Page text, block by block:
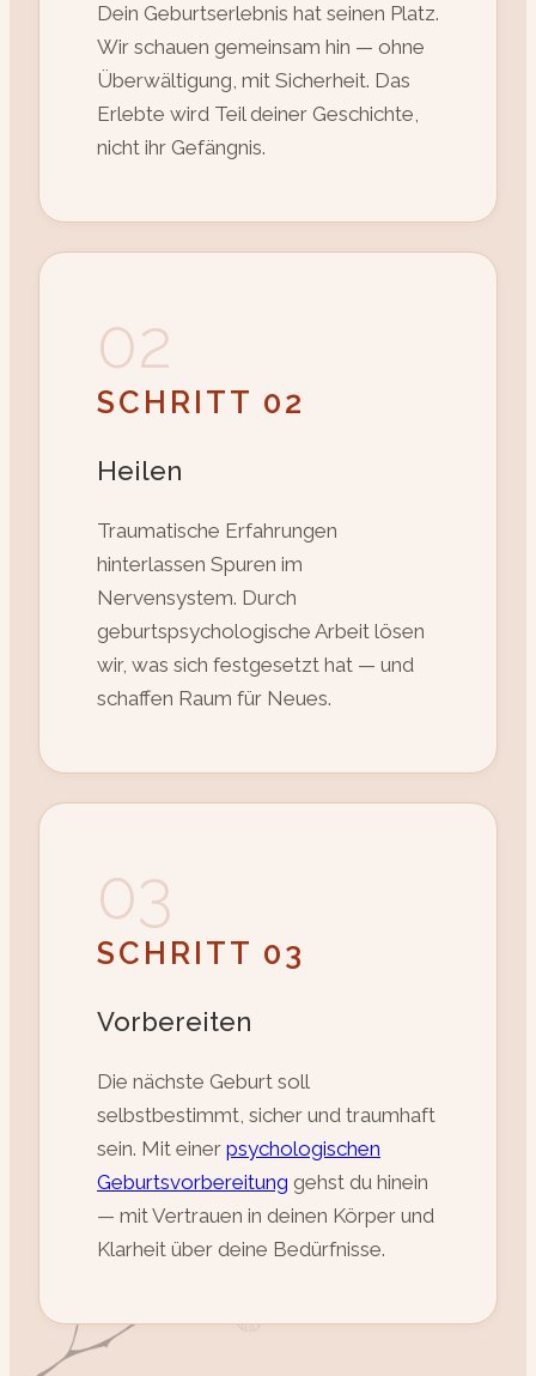
Dein Geburtserlebnis hat seinen Platz.
Wir schauen gemeinsam hin — ohne
Überwältigung, mit Sicherheit. Das
Erlebte wird Teil deiner Geschichte,
nicht ihr Gefängnis.
02
SCHRITT 02
Heilen
Traumatische Erfahrungen
hinterlassen Spuren im
Nervensystem. Durch
geburtspsychologische Arbeit lösen
wir, was sich festgesetzt hat — und
schaffen Raum für Neues.
03
SCHRITT 03
Vorbereiten
Die nächste Geburt soll
selbstbestimmt, sicher und traumhaft
sein. Mit einer psychologischen
Geburtsvorbereitung gehst du hinein
— mit Vertrauen in deinen Körper und
Klarheit über deine Bedürfnisse.